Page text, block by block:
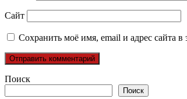
Сайт
Сохранить моё имя, email и адрес сайта
Поиск
Поиск